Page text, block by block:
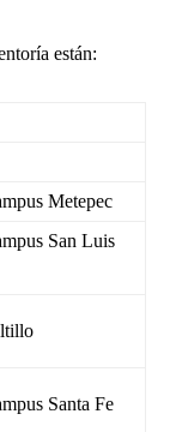
están:
Metepec
San Luis
Santa Fe